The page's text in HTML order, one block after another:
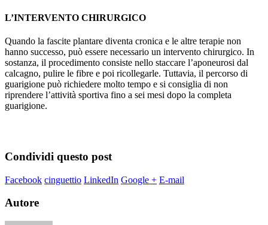
L’INTERVENTO CHIRURGICO
Quando la fascite plantare diventa cronica e le altre terapie non
hanno successo, può essere necessario un intervento chirurgico. In
sostanza, il procedimento consiste nello staccare l’aponeurosi dal
calcagno, pulire le fibre e poi ricollegarle. Tuttavia, il percorso di
guarigione può richiedere molto tempo e si consiglia di non
riprendere l’attività sportiva fino a sei mesi dopo la completa
guarigione.
Condividi questo post
Facebook cinguettio LinkedIn Google + E-mail
Autore